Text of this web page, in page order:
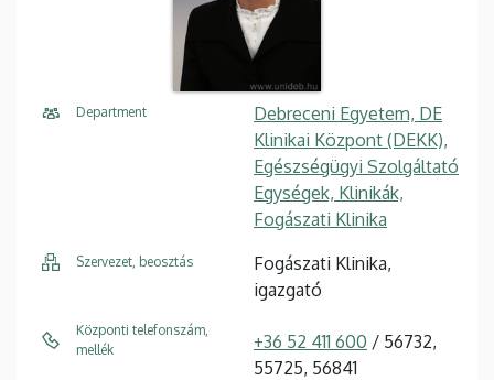
Department
Debreceni Egyetem, DE
Klinikai Központ (DEKK),
Egészségügyi Szolgáltató
Egységek, Klinikák,
Fogászati Klinika
Szervezet, beosztás
Fogászati Klinika,
igazgató
Központi telefonszám,
mellék
+36 52 411 600 / 56732,
55725, 56841